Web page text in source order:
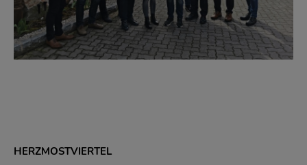
HERZMOSTVIERTEL